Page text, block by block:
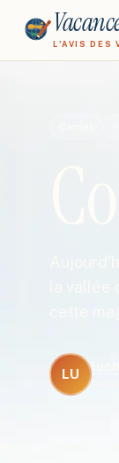
L'AVIS DES
la
cette
LU